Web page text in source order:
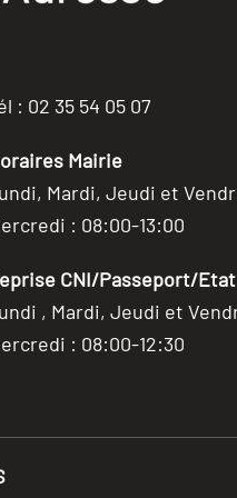
: 02 35 54 05 07
Mairie
Mardi, Jeudi et
: 08:00-13:00
CNI/Passeport/
, Mardi, Jeudi et
: 08:00-12:30